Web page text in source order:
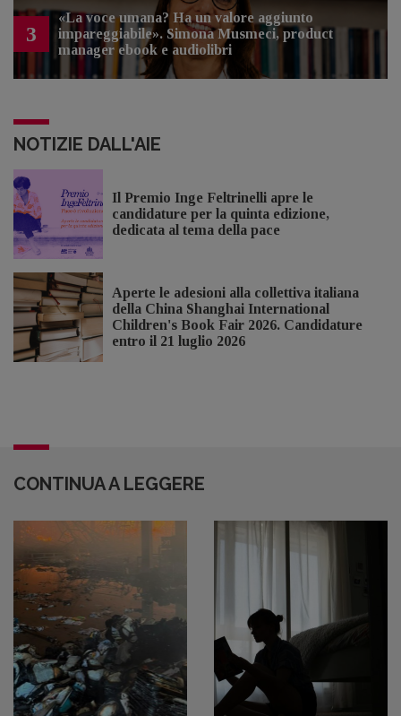
3
«La voce umana? Ha un valore aggiunto
impareggiabile». Simona Musmeci, product
manager ebook e audiolibri
NOTIZIE DALL'AIE
Il Premio Inge Feltrinelli apre le
candidature per la quinta edizione,
dedicata al tema della pace
Aperte le adesioni alla collettiva italiana
della China Shanghai International
Children's Book Fair 2026. Candidature
entro il 21 luglio 2026
CONTINUA A LEGGERE